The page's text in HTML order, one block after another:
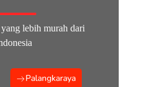
lebih murah dari
Palangkaraya